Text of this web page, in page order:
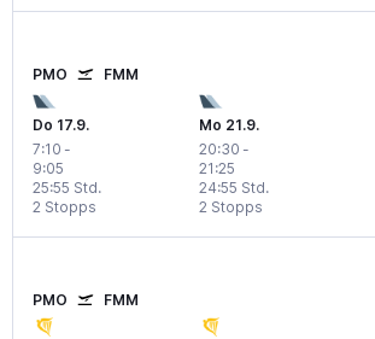
PMO FMM
Do 17.9.
7:10 -
9:05
2 Stopps
25:55 Std.
Mo 21.9.
20:30 -
21:25
2 Stopps
24:55 Std.
PMO FMM